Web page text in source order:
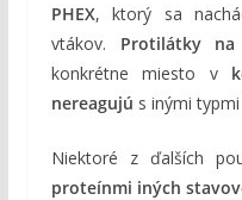
PHEX, ktorý sa
vtákov. Protilátky na
konkrétne miesto v
nereagujú s inými
Niektoré z ďalších
proteínmi iných